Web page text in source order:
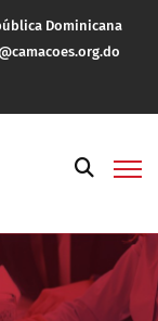
Dominicana